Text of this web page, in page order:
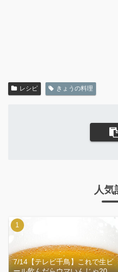
レシピ きょうの料理
人気
7/14【テレビ千鳥】これで生ビ